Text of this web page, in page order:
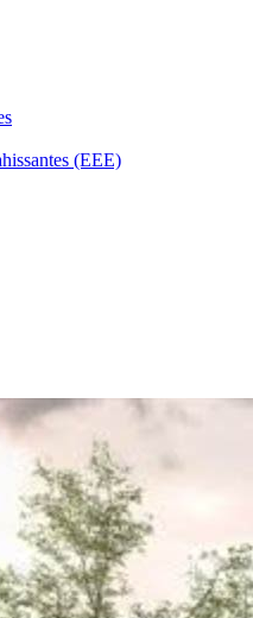
(EEE)